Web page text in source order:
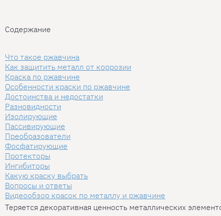
Содержание
Что такое ржавчина
Как защитить металл от коррозии
Краска по ржавчине
Особенности краски по ржавчине
Достоинства и недостатки
Разновидности
Изолирующие
Пассивирующие
Преобразователи
Фосфатирующие
Протекторы
Ингибиторы
Какую краску выбрать
Вопросы и ответы
Видеообзор красок по металлу и ржавчине
Теряется декоративная ценность металлических